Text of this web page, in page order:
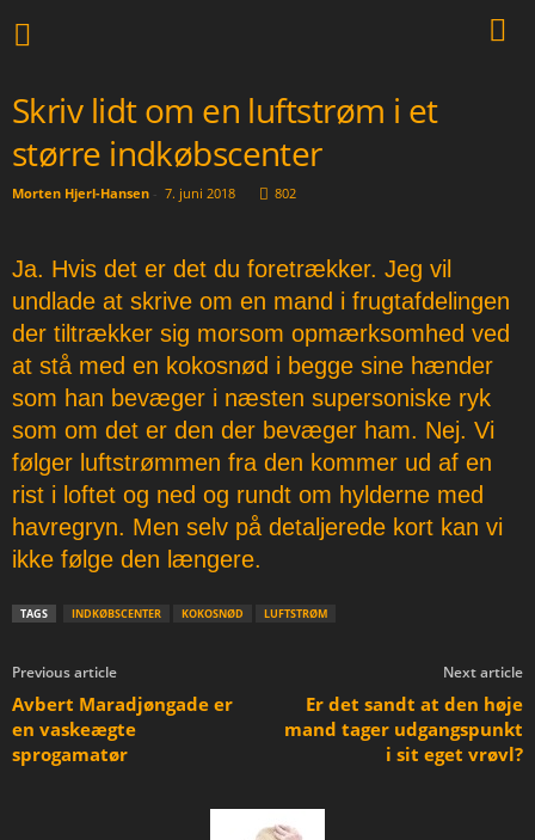
Skriv lidt om en luftstrøm i et
større indkøbscenter
Morten Hjerl-Hansen - 7. juni 2018 802
Ja. Hvis det er det du foretrækker. Jeg vil
undlade at skrive om en mand i frugtafdelingen
der tiltrækker sig morsom opmærksomhed ved
at stå med en kokosnød i begge sine hænder
som han bevæger i næsten supersoniske ryk
som om det er den der bevæger ham. Nej. Vi
følger luftstrømmen fra den kommer ud af en
rist i loftet og ned og rundt om hylderne med
havregryn. Men selv på detaljerede kort kan vi
ikke følge den længere.
TAGS INDKØBSCENTER KOKOSNØD LUFTSTRØM
Previous article
Avbert Maradjøngade er
en vaskeægte
sprogamatør
Next article
Er det sandt at den høje
mand tager udgangspunkt
i sit eget vrøvl?